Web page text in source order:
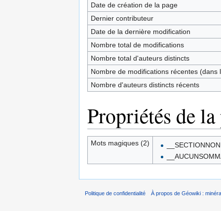
Date de création de la page
Dernier contributeur
Date de la dernière modification
Nombre total de modifications
Nombre total d'auteurs distincts
Nombre de modifications récentes (dans
Nombre d'auteurs distincts récents
Propriétés de la
Mots magiques (2)
Politique de confidentialité À propos de Géowiki :